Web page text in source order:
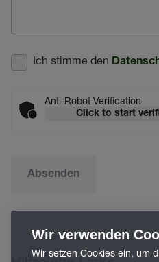
Ich stimme den
Anti-Robot Verification
Click to start
Absenden
Wir verwenden
Wir setzen Cookies ein, um